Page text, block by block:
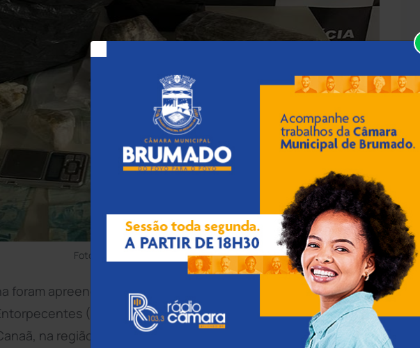
Foto: Divulgação/PC
foram apreendidos nesta sexta-feira (27), por policiais da
(DTE) de Vitória da Conquista e da Delegacia
na região sudoeste da Bahia. Na ação, dois homens,